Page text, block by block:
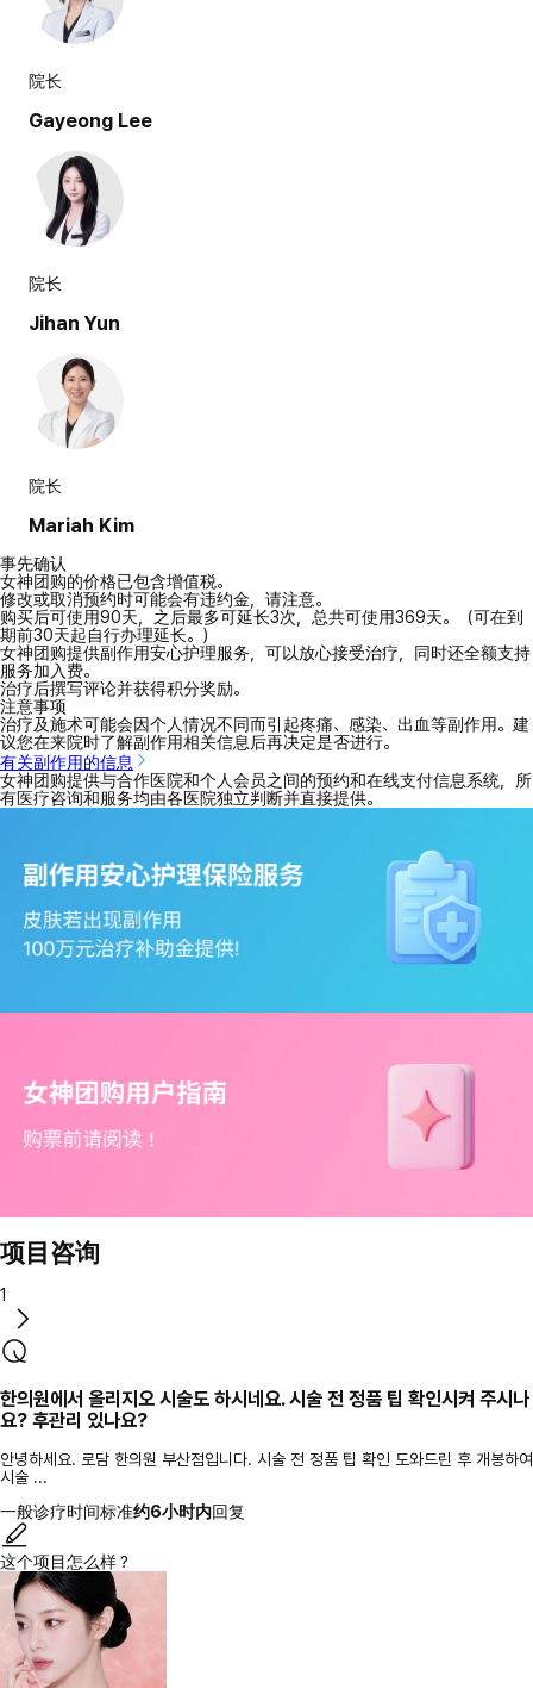
院长
Gayeong Lee
院长
Jihan Yun
院长
Mariah Kim
事先确认
女神团购的价格已包含增值税。
修改或取消预约时可能会有违约金，请注意。
购买后可使用90天，之后最多可延长3次，总共可使用369天。（可在到
期前30天起自行办理延长。）
女神团购提供副作用安心护理服务，可以放心接受治疗，同时还全额支持
服务加入费。
治疗后撰写评论并获得积分奖励。
注意事项
治疗及施术可能会因个人情况不同而引起疼痛、感染、出血等副作用。建
议您在来院时了解副作用相关信息后再决定是否进行。
有关副作用的信息
女神团购提供与合作医院和个人会员之间的预约和在线支付信息系统，所
有医疗咨询和服务均由各医院独立判断并直接提供。
项目咨询
1
한의원에서 올리지오 시술도 하시네요. 시술 전 정품 팁 확인시켜 주시나
요? 후관리 있나요?
안녕하세요. 로담 한의원 부산점입니다. 시술 전 정품 팁 확인 도와드린 후 개봉하여
시술 ...
一般诊疗时间标准约6小时内回复
这个项目怎么样？